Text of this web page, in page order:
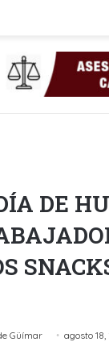
DE
Güímar agosto